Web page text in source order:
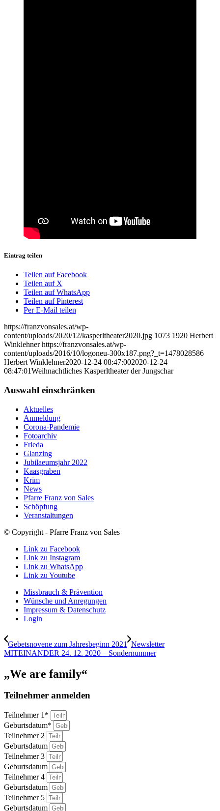
Eintrag teilen
Teilen auf Facebook
Teilen auf X
Teilen auf WhatsApp
Teilen auf Pinterest
Per E-Mail teilen
https://franzvonsales.at/wp-
content/uploads/2020/12/kasperltheater2020.jpg 1073 1920 Herbert
Winklehner https://franzvonsales.at/wp-
content/uploads/2016/10/logoneu-300x187.png?_t=1478028586
Herbert Winklehner2020-12-24 08:47:002020-12-24
08:47:01Weihnachtliches Kasperltheater der Jungschar
Auswahl einschränken
Aktuelles
Anmeldung
Corona-Pandemie
Fotoarchiv
Frieda
Glanzing
Jubilaeumsjahr 2022
Kaasgraben
Krim
News
Pfarre Franz von Sales
Schöpfung
Veranstaltungen
© Copyright - Pfarre Franz von Sales
Link zu Facebook
Link zu Instagram
Link zu WhatsApp
Link zu Youtube
Missbrauch & Prävention
Wünsche und Anregungen
Impressum & Datenschutz
Login
Gebetsnovene zum Jahresbeginn 2021
Newsletter
MITEINANDER 24. 12. 2020 – Sondernummer
„We are family“
Teilnehmer anmelden
Teilnehmer 1*
Geburtsdatum*
Teilnehmer 2
Geburtsdatum
Teilnehmer 3
Geburtsdatum
Teilnehmer 4
Geburtsdatum
Teilnehmer 5
Geburtsdatum